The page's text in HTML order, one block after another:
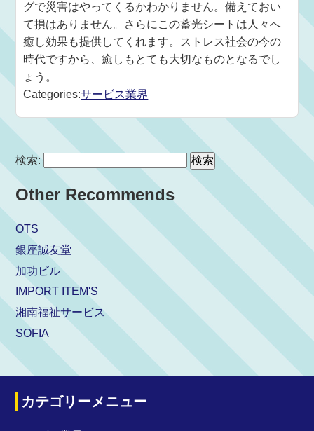
グで災害はやってくるかわかりません。備えておい
て損はありません。さらにこの蓄光シートは人々へ
癒し効果も提供してくれます。ストレス社会の今の
時代ですから、癒しもとても大切なものとなるでし
ょう。
Categories:サービス業界
検索:
Other Recommends
OTS
銀座誠友堂
加功ビル
IMPORT ITEM'S
湘南福祉サービス
SOFIA
カテゴリーメニュー